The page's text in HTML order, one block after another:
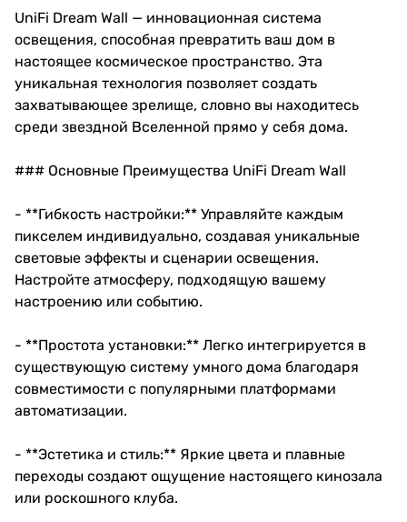
UniFi Dream Wall — инновационная система
освещения, способная превратить ваш дом в
настоящее космическое пространство. Эта
уникальная технология позволяет создать
захватывающее зрелище, словно вы находитесь
среди звездной Вселенной прямо у себя дома.
### Основные Преимущества UniFi Dream Wall
- **Гибкость настройки:** Управляйте каждым
пикселем индивидуально, создавая уникальные
световые эффекты и сценарии освещения.
Настройте атмосферу, подходящую вашему
настроению или событию.
- **Простота установки:** Легко интегрируется в
существующую систему умного дома благодаря
совместимости с популярными платформами
автоматизации.
- **Эстетика и стиль:** Яркие цвета и плавные
переходы создают ощущение настоящего кинозала
или роскошного клуба.